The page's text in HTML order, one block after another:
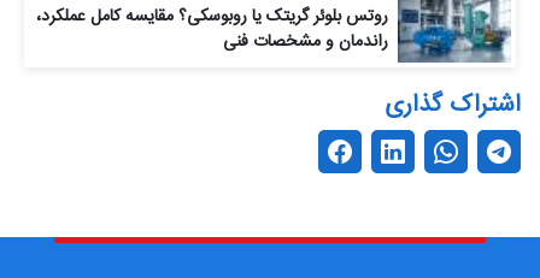
روتس بلوئر گریتک یا روبوسکی؟ مقایسه کامل عملکرد،
راندمان و مشخصات فنی
اشتراک گذاری